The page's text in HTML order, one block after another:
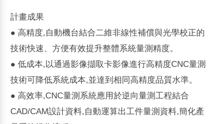
計畫成果
● 高精度,自動機台結合二維非線性補償與光學校正的
技術快速、方便有效提升整體系統量測精度。
● 低成本,以通過影像擷取卡影像進行高精度CNC量測
技術可降低系統成本,並達到相同高精度品質水準。
● 高效率,CNC量測系統應用於逆向量測工程結合
CAD/CAM設計資料,自動運算出工件量測資料,簡化產